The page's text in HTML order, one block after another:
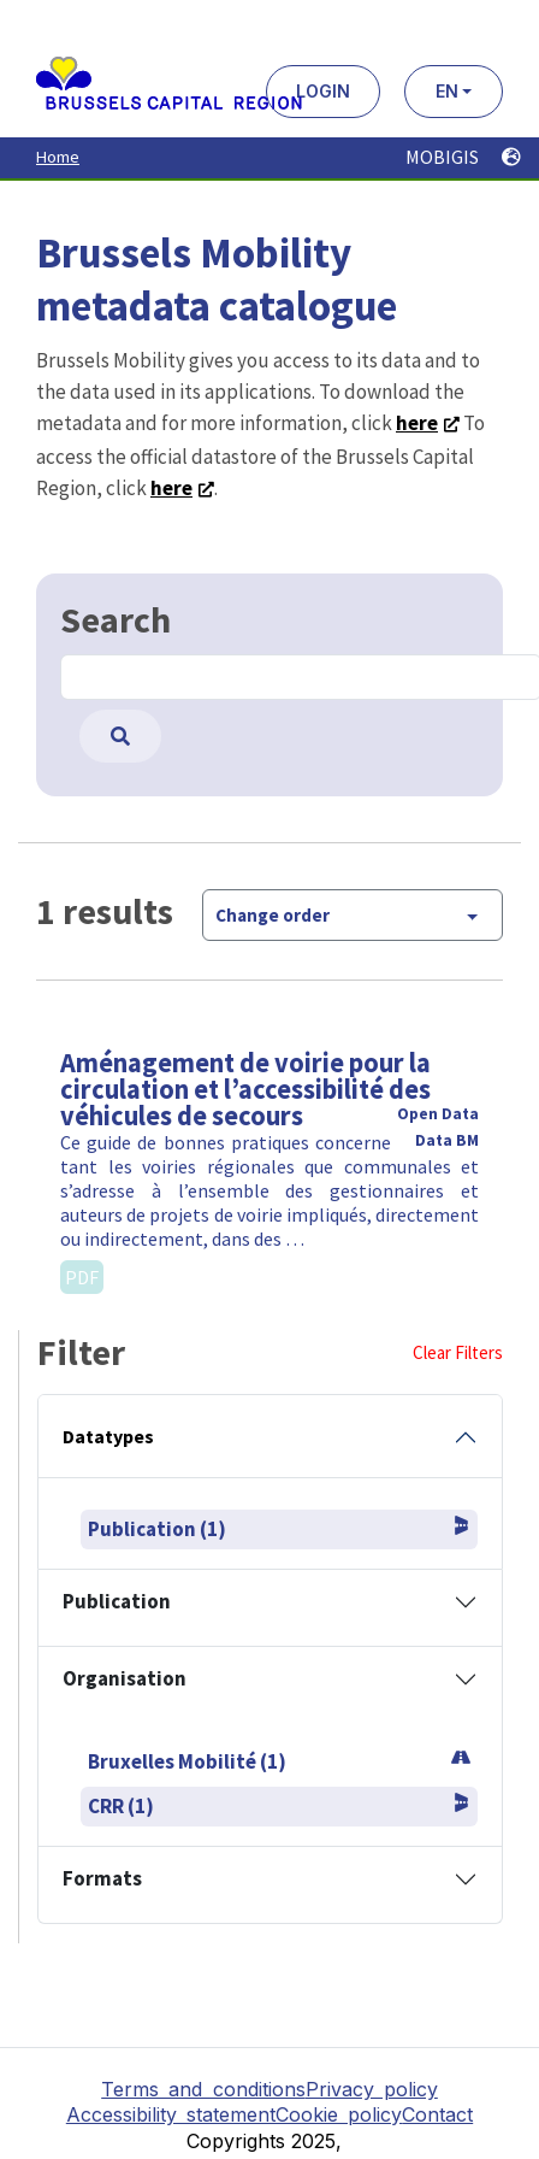
contenu
principal
LOGIN EN
Home MOBIGIS
Brussels Mobility
metadata catalogue
Brussels Mobility gives you access to its data and to
the data used in its applications. To download the
metadata and for more information, clickhere
To
access the official datastore of the Brussels Capital
Region, clickhere .
Search
1 results Change order
Aménagement de voirie pour la
circulation et l’accessibilité des
véhicules de secours
Open Data
Data BM
Ce guide de bonnes pratiques concerne
tant les voiries régionales que communales et
s’adresse à l’ensemble des gestionnaires et
auteurs de projets de voirie impliqués, directement
ou indirectement, dans des …
PDF
Filter Clear Filters
Datatypes
Publication (1)
Publication
Organisation
Bruxelles Mobilité (1)
CRR (1)
Formats
Terms and conditionsPrivacy policy
Accessibility statementCookie policyContact
Copyrights 2025,